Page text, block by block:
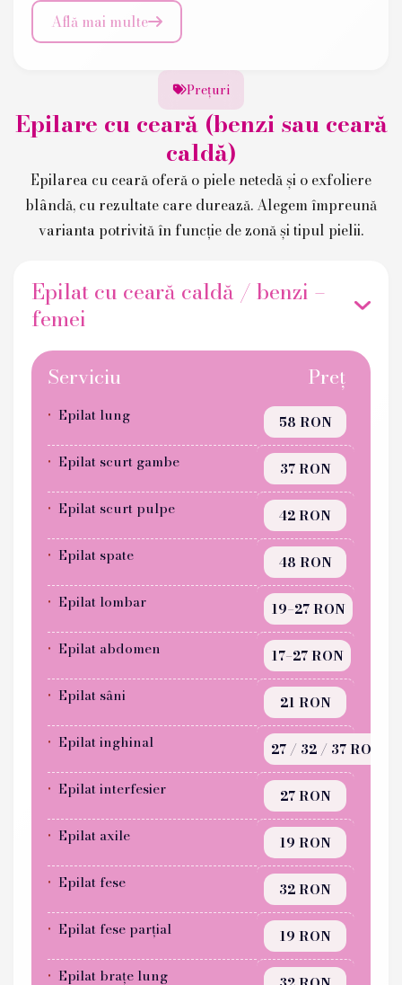
Află mai multe
Prețuri
Epilare cu ceară (benzi sau ceară
caldă)
Epilarea cu ceară oferă o piele netedă și o exfoliere
blândă, cu rezultate care durează. Alegem împreună
varianta potrivită în funcție de zonă și tipul pielii.
Epilat cu ceară caldă / benzi –
femei
Serviciu Preț
Epilat lung
58 RON
Epilat scurt gambe
37 RON
Epilat scurt pulpe
42 RON
Epilat spate
48 RON
Epilat lombar
19–27 RON
Epilat abdomen
17–27 RON
Epilat sâni
21 RON
Epilat inghinal
27 / 32 / 37 RON
Epilat interfesier
27 RON
Epilat axile
19 RON
Epilat fese
32 RON
Epilat fese parțial
19 RON
Epilat brațe lung